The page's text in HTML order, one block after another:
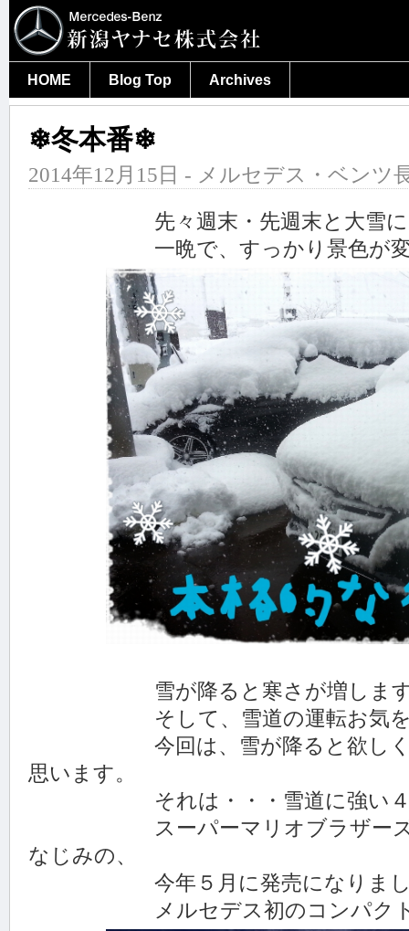
HOME Blog Top Archives
❄冬本番❄
2014年12月15日 - メルセデス・ベンツ
先々週末・先週末と大雪に見
一晩で、すっかり景色が変わ
雪が降ると寒さが増しますね
そして、雪道の運転お気を付
今回は、雪が降ると欲しくな
思います。
それは・・・雪道に強い４
スーパーマリオブラザーズと
なじみの、
今年５月に発売になりました
メルセデス初のコンパクト